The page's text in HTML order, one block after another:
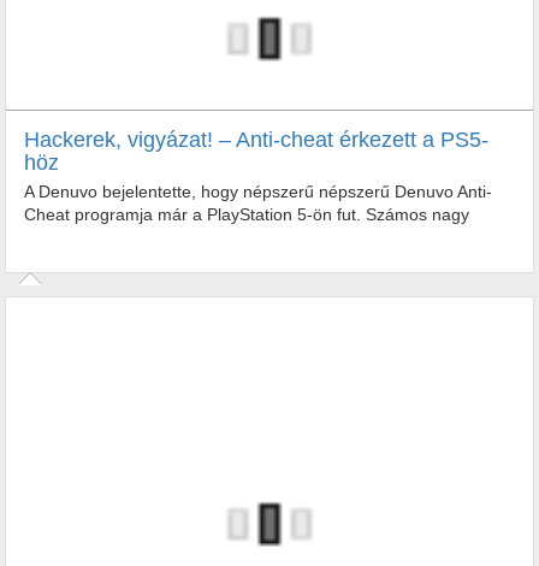
Hackerek, vigyázat! – Anti-cheat érkezett a PS5-
höz
A Denuvo bejelentette, hogy népszerű népszerű Denuvo Anti-
Cheat programja már a PlayStation 5-ön fut. Számos nagy
Cheat programja már a PlayStation 5-ön fut. Számos nagy